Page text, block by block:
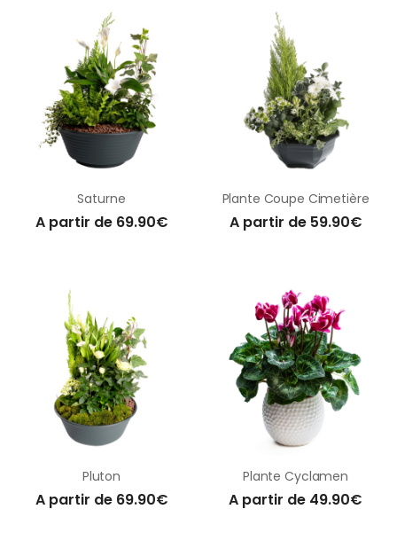
Saturne
A partir de 69.90€
Plante Coupe Cimetière
A partir de 59.90€
Pluton
A partir de 69.90€
Plante Cyclamen
A partir de 49.90€